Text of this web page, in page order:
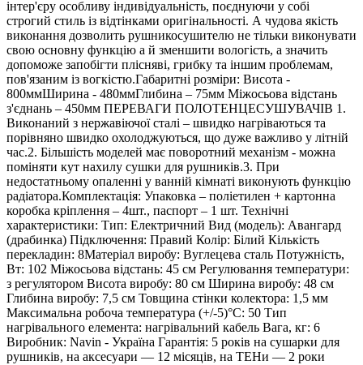
інтер'єру особливу індивідуальність, поєднуючи у собі
строгий стиль із відтінками оригінальності. А чудова якість
виконання дозволить рушникосушителю не тільки виконувати
свою основну функцію а й зменшити вологість, а значить
допоможе запобігти плісняві, грибку та іншим проблемам,
пов'язаним із вогкістю.Габаритні розміри: Висота -
800ммШирина - 480ммГлибина – 75мм Міжосьова відстань
з'єднань – 450мм ПЕРЕВАГИ ПОЛОТЕНЦЕСУШУВАЧІВ 1.
Виконаний з нержавіючої сталі – швидко нагріваються та
порівняно швидко охолоджуються, що дуже важливо у літній
час.2. Більшість моделей має поворотний механізм - можна
поміняти кут нахилу сушки для рушників.3. При
недостатньому опаленні у ванній кімнаті виконують функцію
радіатора.Комплектація: Упаковка – поліетилен + картонна
коробка кріплення – 4шт., паспорт – 1 шт. Технічні
характеристики: Тип: Електричний Вид (модель): Авангард
(драбинка) Підключення: Правий Колір: Білий Кількість
перекладин: 8Матеріал виробу: Вуглецева сталь Потужність,
Вт: 102 Міжосьова відстань: 45 см Регулювання температури:
з регулятором Висота виробу: 80 см Ширина виробу: 48 см
Глибина виробу: 7,5 см Товщина стінки колектора: 1,5 мм
Максимальна робоча температура (+/-5)°C: 50 Тип
нагрівального елемента: нагрівальний кабель Вага, кг: 6
Виробник: Navin - Україна Гарантія: 5 років на сушарки для
рушників, на аксесуари — 12 місяців, на ТЕНи — 2 роки